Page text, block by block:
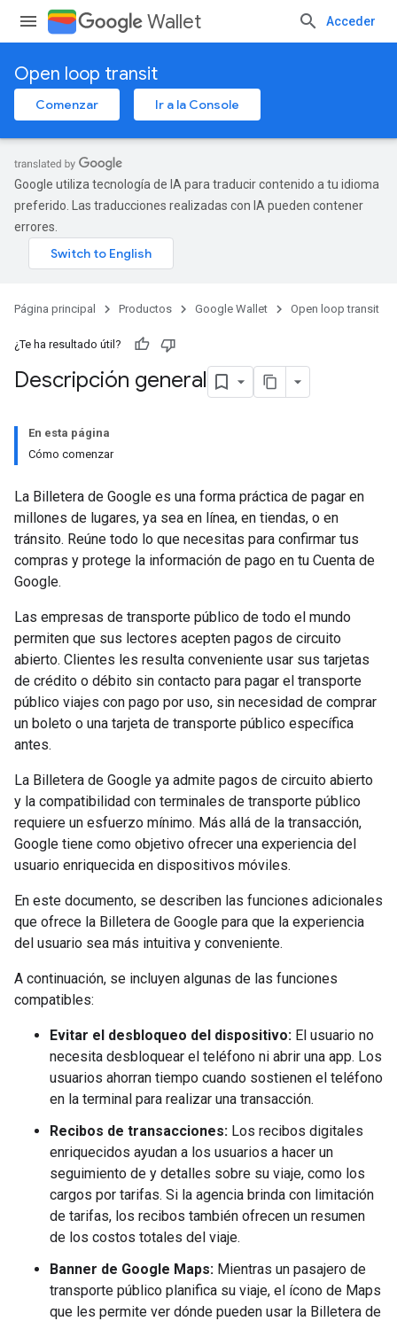
Wallet Acceder
Open loop transit
Comenzar Ir a la Console
Google utiliza tecnología de IA para traducir contenido a tu idioma
preferido. Las traducciones realizadas con IA pueden contener
errores.
Página principal Productos Google Wallet Open loop transit
¿Te ha resultado útil?
Descripción general
En esta página
Cómo comenzar
La Billetera de Google es una forma práctica de pagar en
millones de lugares, ya sea en línea, en tiendas, o en
tránsito. Reúne todo lo que necesitas para confirmar tus
compras y protege la información de pago en tu Cuenta de
Google.
Las empresas de transporte público de todo el mundo
permiten que sus lectores acepten pagos de circuito
abierto. Clientes les resulta conveniente usar sus tarjetas
de crédito o débito sin contacto para pagar el transporte
público viajes con pago por uso, sin necesidad de comprar
un boleto o una tarjeta de transporte público específica
antes.
La Billetera de Google ya admite pagos de circuito abierto
y la compatibilidad con terminales de transporte público
requiere un esfuerzo mínimo. Más allá de la transacción,
Google tiene como objetivo ofrecer una experiencia del
usuario enriquecida en dispositivos móviles.
En este documento, se describen las funciones adicionales
que ofrece la Billetera de Google para que la experiencia
del usuario sea más intuitiva y conveniente.
A continuación, se incluyen algunas de las funciones
compatibles:
Evitar el desbloqueo del dispositivo: El usuario no
necesita desbloquear el teléfono ni abrir una app. Los
usuarios ahorran tiempo cuando sostienen el teléfono
en la terminal para realizar una transacción.
Recibos de transacciones: Los recibos digitales
enriquecidos ayudan a los usuarios a hacer un
seguimiento de y detalles sobre su viaje, como los
cargos por tarifas. Si la agencia brinda con limitación
de tarifas, los recibos también ofrecen un resumen
de los costos totales del viaje.
Banner de Google Maps: Mientras un pasajero de
transporte público planifica su viaje, el ícono de Maps
que les permite ver dónde pueden usar la Billetera de